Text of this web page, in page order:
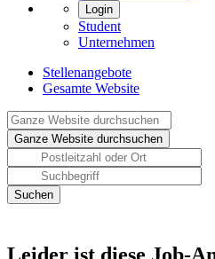
Login
Student
Unternehmen
Stellenangebote
Gesamte Website